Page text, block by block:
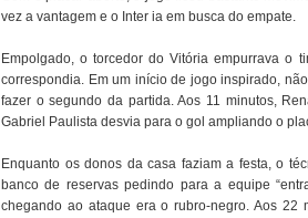
vez a vantagem e o Inter ia em busca do empate.
Empolgado, o torcedor do Vitória empurrava o
correspondia. Em um início de jogo inspirado,
fazer o segundo da partida. Aos 11 minutos,
Gabriel Paulista desvia para o gol ampliando o
Enquanto os donos da casa faziam a festa, o
banco de reservas pedindo para a equipe
chegando ao ataque era o rubro-negro. Aos 22